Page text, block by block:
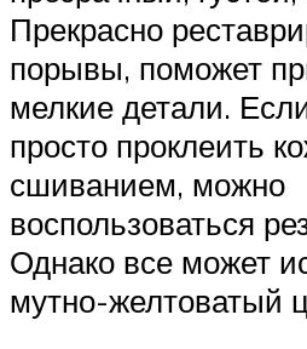
Прекрасно
порывы, поможет
мелкие детали.
просто проклеить
сшиванием, можно
воспользоваться
Однако все может
мутно-желтоватый